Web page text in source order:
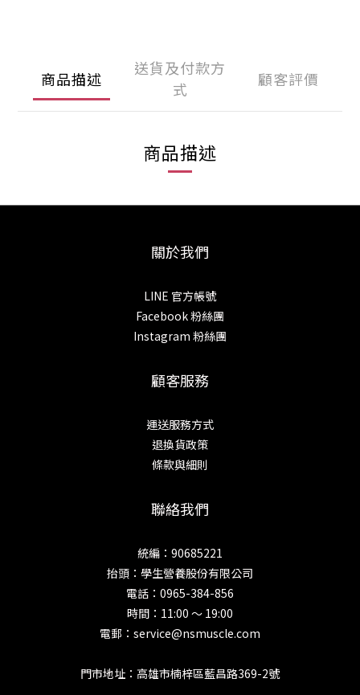
商品描述
送貨及付款方
式
顧客評價
商品描述
關於我們
LINE 官方帳號
Facebook 粉絲團
Instagram 粉絲團
顧客服務
運送服務方式
退換貨政策
條款與細則
聯絡我們
統編：90685221
抬頭：學生營養股份有限公司
電話：0965-384-856
時間：11:00 ～ 19:00
電郵：service@nsmuscle.com
門市地址：高雄市楠梓區藍昌路369-2號